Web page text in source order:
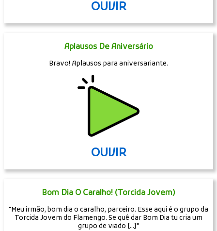
OUVIR
Aplausos De Aniversário
Bravo! Aplausos para aniversariante.
OUVIR
Bom Dia O Caralho! (Torcida Jovem)
"Meu irmão, bom dia o caralho, parceiro. Esse aqui é o grupo da
Torcida Jovem do Flamengo. Se quê dar Bom Dia tu cria um
grupo de viado [...]"